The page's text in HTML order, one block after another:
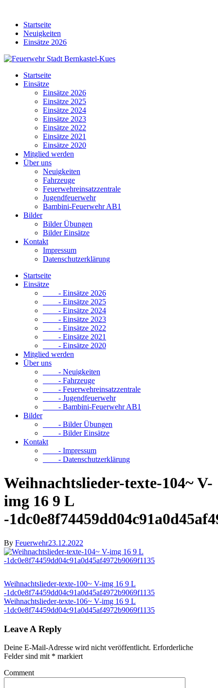
contentStartseite
Neuigkeiten
Einsätze 2026
Startseite
Einsätze
Einsätze 2026
Einsätze 2025
Einsätze 2024
Einsätze 2023
Einsätze 2022
Einsätze 2021
Einsätze 2020
Mitglied werden
Über uns
Neuigkeiten
Fahrzeuge
Feuerwehreinsatzzentrale
Jugendfeuerwehr
Bambini-Feuerwehr AB1
Bilder
Bilder Übungen
Bilder Einsätze
Kontakt
Impressum
Datenschutzerklärung
Startseite
Einsätze
- Einsätze 2026
- Einsätze 2025
- Einsätze 2024
- Einsätze 2023
- Einsätze 2022
- Einsätze 2021
- Einsätze 2020
Mitglied werden
Über uns
- Neuigkeiten
- Fahrzeuge
- Feuerwehreinsatzzentrale
- Jugendfeuerwehr
- Bambini-Feuerwehr AB1
Bilder
- Bilder Übungen
- Bilder Einsätze
Kontakt
- Impressum
- Datenschutzerklärung
Weihnachtslieder-texte-104~ V-
img 16 9 L
-
By Feuerwehr23.12.2022
Weihnachtslieder-texte-100~ V-img 16 9 L
-1dc0e8f74459dd04c91a0d45af4972b9069f1135
Weihnachtslieder-texte-106~ V-img 16 9 L
-1dc0e8f74459dd04c91a0d45af4972b9069f1135
Leave A Reply
Deine E-Mail-Adresse wird nicht veröffentlicht. Erforderliche
Felder sind mit * markiert
Comment